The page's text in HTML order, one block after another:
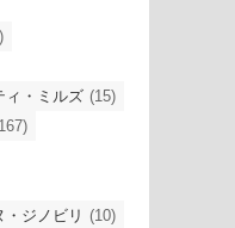
ィ・ミルズ (15)
・ジノビリ (10)